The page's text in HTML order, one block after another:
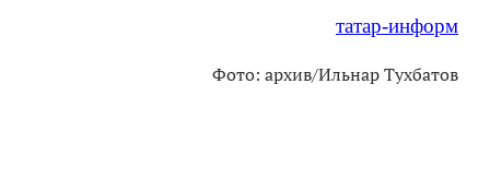
татар-информ
Фото: архив/Ильнар Тухбатов